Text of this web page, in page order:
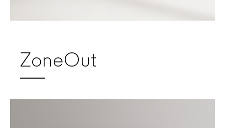
ZoneOut